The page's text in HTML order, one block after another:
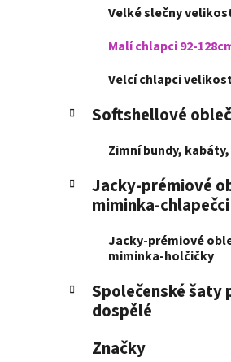
Velké slečny
Malí chlapci 92-
Velcí chlapci
Softshellové
Zimní bundy,
Jacky-prémiové
miminka-chlapečci
Jacky-prémiové
miminka-holčičky
Společenské šaty
dospělé
Značky